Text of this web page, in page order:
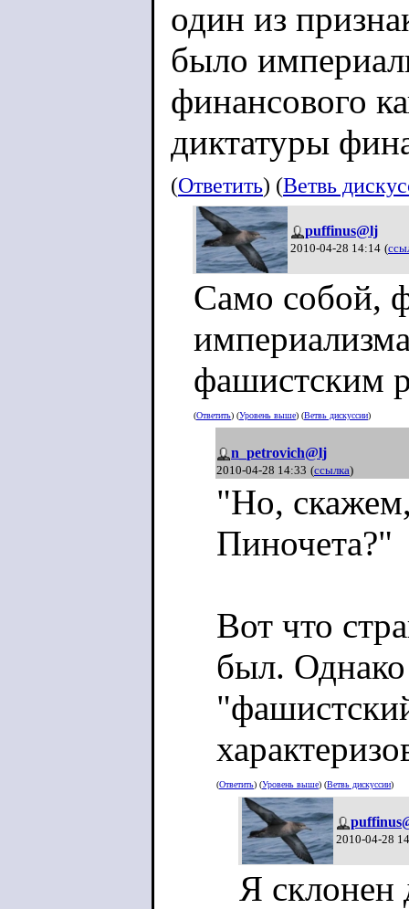
один из
было
финансового
диктатуры
(Ответить) (Ветвь
puffinus@lj
2010-04-28 14:14 (
Само собой,
фашистским
(Ответить) (Уровень выше) (Ветвь дискуссии)
n_petrovich@lj
2010-04-28 14:33 (ссылка)
"Но,
Пиночета?"
Вот что
был. Однако
(Ответить) (Уровень выше) (Ветвь дискуссии)
2010-04-28
Я склонен